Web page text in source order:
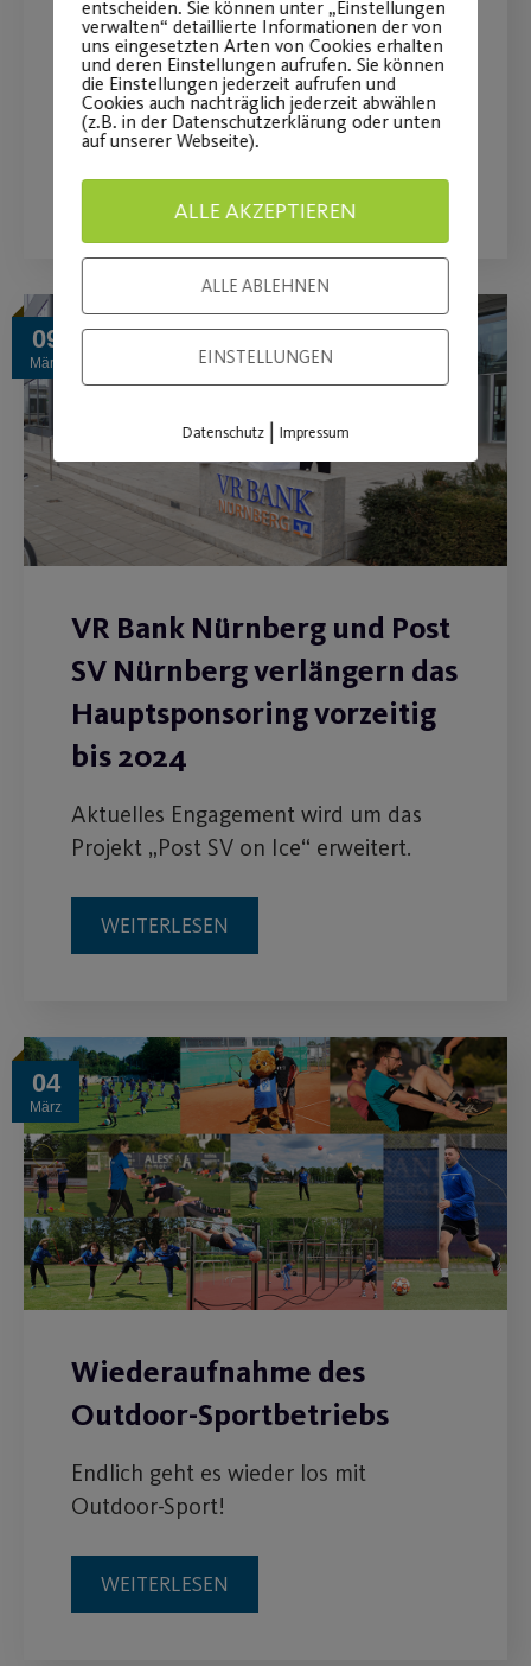
VR Bank Nürnberg
Familienangebote weiterhin buchbar.
WEITERLESEN
09
März
VR Bank Nürnberg und Post
SV Nürnberg verlängern das
Hauptsponsoring vorzeitig
bis 2024
Aktuelles Engagement wird um das
Projekt „Post SV on Ice“ erweitert.
WEITERLESEN
04
März
Wiederaufnahme des
Outdoor-Sportbetriebs
Endlich geht es wieder los mit
Outdoor-Sport!
WEITERLESEN
entscheiden. Sie können unter „Einstellungen
verwalten“ detaillierte Informationen der von
uns eingesetzten Arten von Cookies erhalten
und deren Einstellungen aufrufen. Sie können
die Einstellungen jederzeit aufrufen und
Cookies auch nachträglich jederzeit abwählen
(z.B. in der Datenschutzerklärung oder unten
auf unserer Webseite).
ALLE AKZEPTIEREN
ALLE ABLEHNEN
EINSTELLUNGEN
Datenschutz| Impressum